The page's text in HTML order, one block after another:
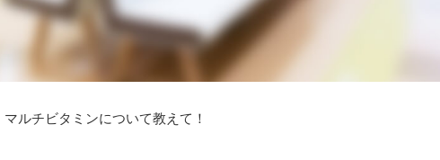
マルチビタミンについて教えて！